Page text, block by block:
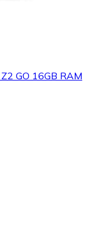
GO 16GB RAM